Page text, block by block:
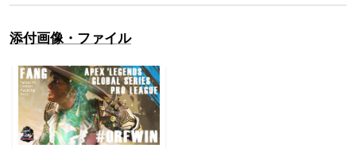
添付画像・ファイル